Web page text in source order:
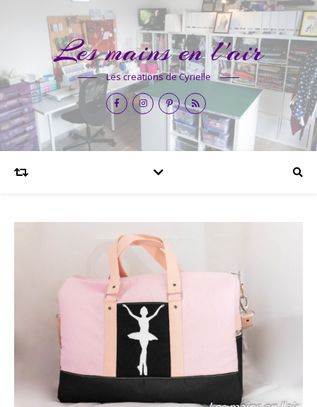
Les mains en l'air
Les creations de Cyrielle